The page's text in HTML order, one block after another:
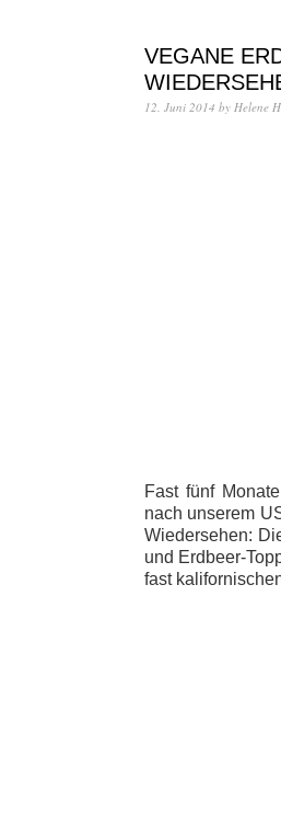
VEGANE
12. Juni 2014 by Helene
Fast fünf
nach unserem
Wiedersehen:
und Erdbeer-
fast